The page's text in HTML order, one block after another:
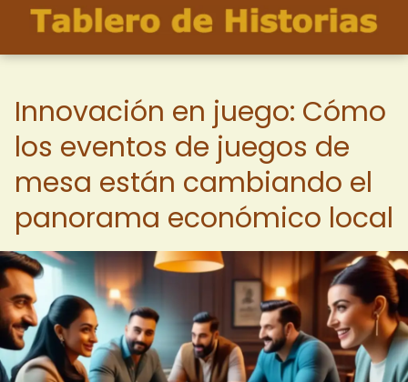
Innovación en juego: Cómo
los eventos de juegos de
mesa están cambiando el
panorama económico local